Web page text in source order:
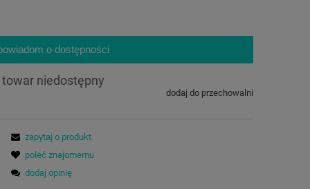
o dostępności
towar niedostępny
dodaj do przechowalni
zapytaj o produkt
poleć znajomemu
dodaj opinię